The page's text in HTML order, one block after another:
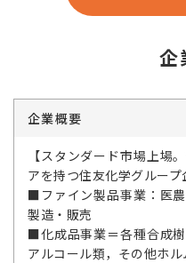
企
企業概要
【スタンダード市場上場
アを持つ住友化学グループ
■ファイン製品事業：医
製造・販売
■化成品事業＝各種合成
アルコール類，その他ホ